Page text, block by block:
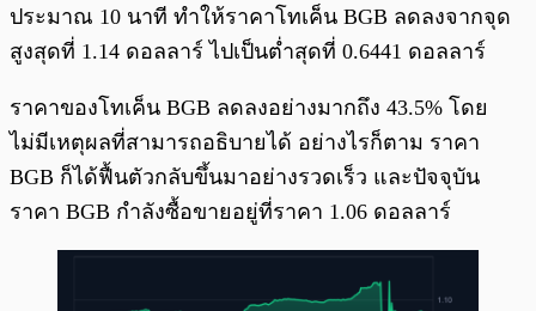
ประมาณ 10 นาที ทำให้ราคาโทเค็น BGB ลดลงจากจุด
สูงสุดที่ 1.14 ดอลลาร์ ไปเป็นต่ำสุดที่ 0.6441 ดอลลาร์
ราคาของโทเค็น BGB ลดลงอย่างมากถึง 43.5% โดย
ไม่มีเหตุผลที่สามารถอธิบายได้ อย่างไรก็ตาม ราคา
BGB ก็ได้ฟื้นตัวกลับขึ้นมาอย่างรวดเร็ว และปัจจุบัน
ราคา BGB กำลังซื้อขายอยู่ที่ราคา 1.06 ดอลลาร์